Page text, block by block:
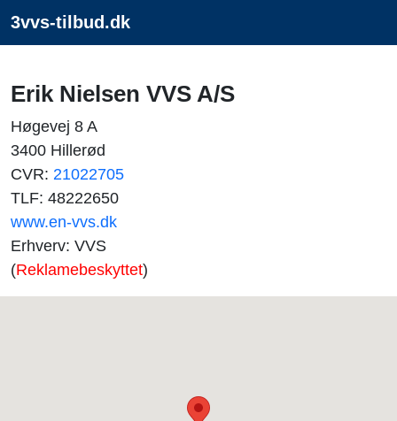
3vvs-tilbud.dk
Erik Nielsen VVS A/S
Høgevej 8 A
3400 Hillerød
CVR: 21022705
TLF: 48222650
www.en-vvs.dk
Erhverv: VVS
(Reklamebeskyttet)